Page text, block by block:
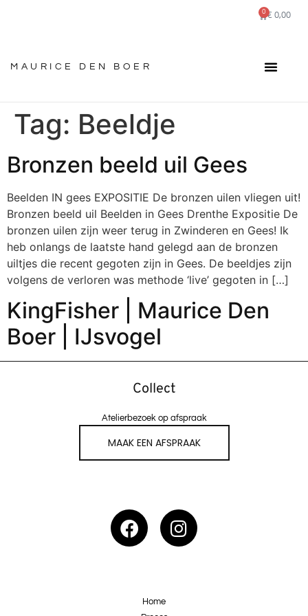
€ 0,00
0
MAURICE DEN BOER
Tag: Beeldje
Bronzen beeld uil Gees
Beelden IN gees EXPOSITIE De bronzen uilen vliegen uit!
Bronzen beeld uil Beelden in Gees Drenthe Expositie De
bronzen uilen zijn weer terug in Zwinderen en Gees! Ik
heb onlangs de laatste hand gelegd aan de bronzen
uiltjes die recent gegoten zijn in Gees. De beeldjes zijn
volgens de verloren was methode ‘live’ gegoten in […]
KingFisher | Maurice Den
Boer | IJsvogel
Collect
Atelierbezoek op afspraak
MAAK EEN AFSPRAAK
Home